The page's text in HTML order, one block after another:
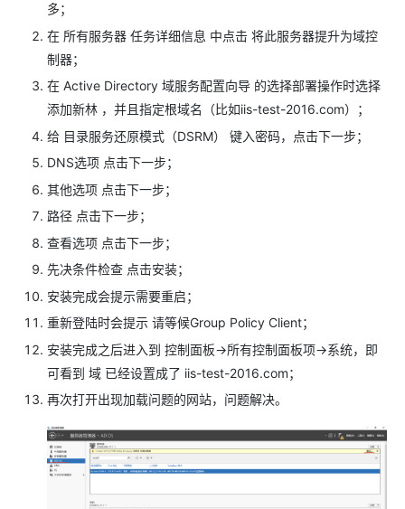
多；
在 所有服务器 任务详细信息 中点击 将此服务器提升为域控
制器；
在 Active Directory 域服务配置向导 的选择部署操作时选择
添加新林 ，并且指定根域名（比如iis-test-2016.com）；
给 目录服务还原模式（DSRM） 键入密码，点击下一步；
DNS选项 点击下一步；
其他选项 点击下一步；
路径 点击下一步；
查看选项 点击下一步；
先决条件检查 点击安装；
安装完成会提示需要重启；
重新登陆时会提示 请等候Group Policy Client；
安装完成之后进入到 控制面板->所有控制面板项->系统，即
可看到 域 已经设置成了 iis-test-2016.com；
再次打开出现加载问题的网站，问题解决。